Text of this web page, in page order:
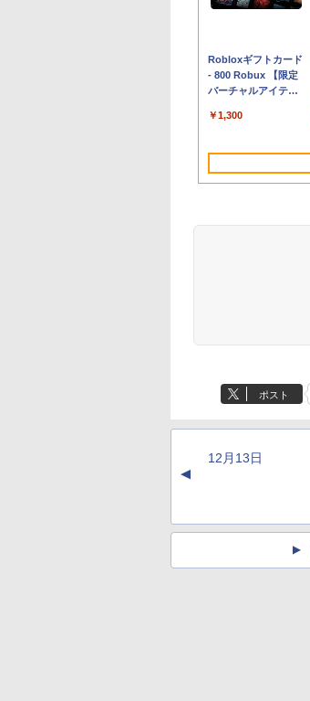
Apple 2026
MacBook Neo A18
Proチップ搭載13イ
AIとApple
設計、Liquid Retina
ユニファイドメモ
￥119,800
Robloxギフトカード
- 800 Robux 【限定
バーチャルアイテム
ンゲームコード】 ロ
インコード版
￥1,300
￥1,766
ない、大きな画面で
読みやすい、6週間持
チディスプレイ電子
チャ、16GB、広告な
￥16,980
ポスト
▲
12月13日